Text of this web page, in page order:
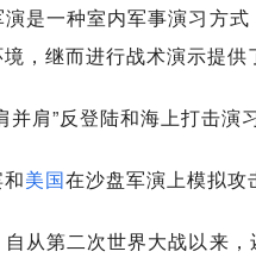
是一种室内军事演习方
，继而进行战术演示提供
并肩”反登陆和海上打击演
美国在沙盘军演上模拟攻
从第二次世界大战以来